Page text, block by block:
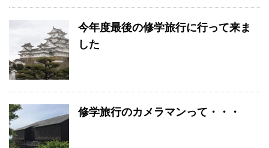
今年度最後の修学旅行に行って来ま
した
修学旅行のカメラマンって・・・